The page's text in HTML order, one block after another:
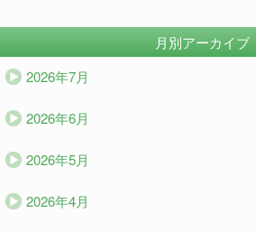
月別アーカイブ
2026年7月
2026年6月
2026年5月
2026年4月